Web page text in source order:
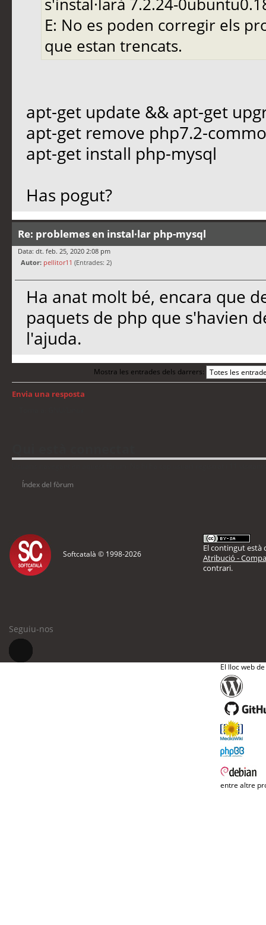
E: No es poden corregir els
que estan trencats.
apt-get update && apt-get
apt-get remove php7.2-
apt-get install php-mysql
Has pogut?
Re: problemes en instal·lar php-mysql
Data: dt. feb. 25, 2020 2:08 pm
Autor: pellitor11 (Entrades: 2)
Ha anat molt bé, encara que
paquets de php que s'havien
l'ajuda.
Mostra les entrades dels darrers:
Envia una resposta
Índex del fòrum
Softcatalà © 1998-2026
El contingut està
Atribució -
contrari.
Seguiu-nos
El lloc web
entre altre